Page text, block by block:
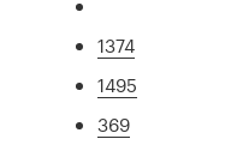
1374
1495
369